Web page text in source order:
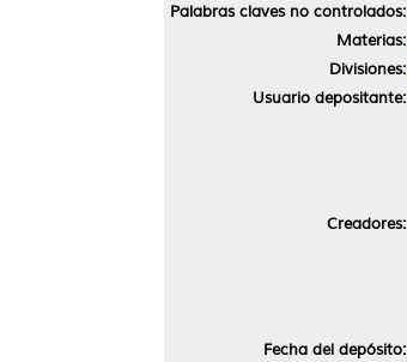
Palabras claves no controlados:
Materias:
Divisiones:
Usuario depositante:
Creadores:
Fecha del depósito: